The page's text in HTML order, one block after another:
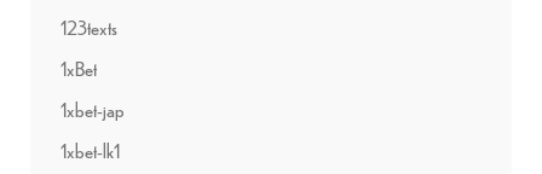
123texts
1xBet
1xbet-jap
1xbet-lk1